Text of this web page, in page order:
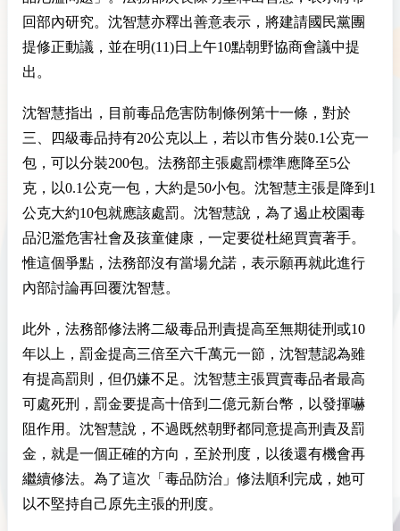
回部內研究。沈智慧亦釋出善意表示，將建請國民黨團
提修正動議，並在明(11)日上午10點朝野協商會議中提
出。
沈智慧指出，目前毒品危害防制條例第十一條，對於
三、四級毒品持有20公克以上，若以市售分裝0.1公克一
包，可以分裝200包。法務部主張處罰標準應降至5公
克，以0.1公克一包，大約是50小包。沈智慧主張是降到1
公克大約10包就應該處罰。沈智慧說，為了遏止校園毒
品氾濫危害社會及孩童健康，一定要從杜絕買賣著手。
惟這個爭點，法務部沒有當場允諾，表示願再就此進行
內部討論再回覆沈智慧。
此外，法務部修法將二級毒品刑責提高至無期徒刑或10
年以上，罰金提高三倍至六千萬元一節，沈智慧認為雖
有提高罰則，但仍嫌不足。沈智慧主張買賣毒品者最高
可處死刑，罰金要提高十倍到二億元新台幣，以發揮嚇
阻作用。沈智慧說，不過既然朝野都同意提高刑責及罰
金，就是一個正確的方向，至於刑度，以後還有機會再
繼續修法。為了這次「毒品防治」修法順利完成，她可
以不堅持自己原先主張的刑度。